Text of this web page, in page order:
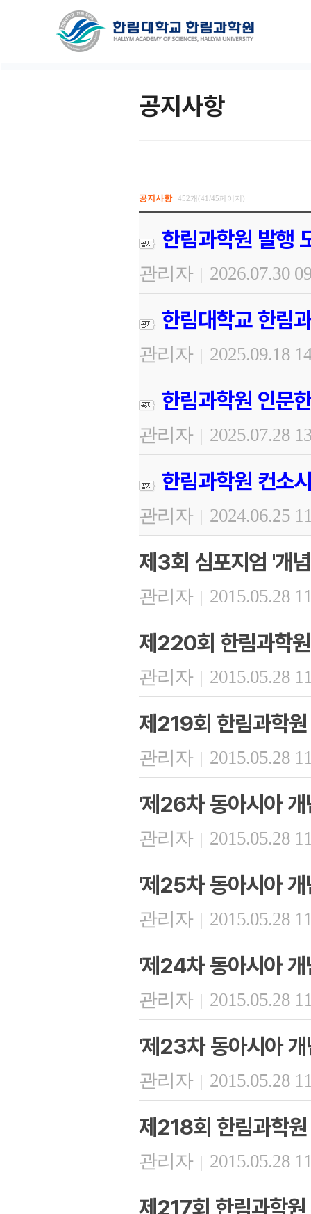
공지사항
공지사항 452개(41/45페이지)
한림과학원 발행
관리자 | 2026.07.30
한림대학교 한림
관리자 | 2025.09.18
한림과학원 인문
관리자 | 2025.07.28
한림과학원 컨소
관리자 | 2024.06.25
제3회 심포지엄 '개
관리자 | 2015.05.28
제220회 한림과학
관리자 | 2015.05.28
제219회 한림과학
관리자 | 2015.05.28
'제26차 동아시아
관리자 | 2015.05.28
'제25차 동아시아
관리자 | 2015.05.28
'제24차 동아시아
관리자 | 2015.05.28
'제23차 동아시아
관리자 | 2015.05.28
제218회 한림과학
관리자 | 2015.05.28
제217회 한림과학